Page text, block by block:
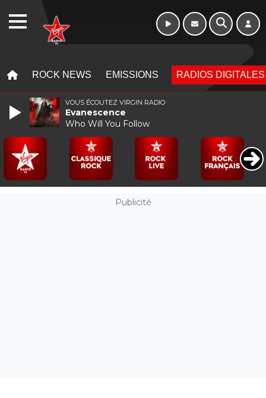
ROCK NEWS EMISSIONS RADIOS DIGITALES
Publicité
VOUS ÉCOUTEZ VIRGIN RADIO
Evanescence
Who Will You Follow
WEBRADIO 16h - 20h